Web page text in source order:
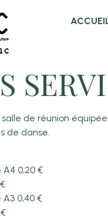
de réunion
de danse.
0,20 €
0,40 €